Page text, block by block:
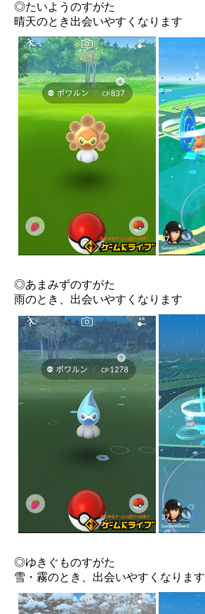
◎たいようのすがた
晴天のとき出会いやすくなります
◎あまみずのすがた
雨のとき、出会いやすくなります
◎ゆきぐものすがた
雪・霧のとき、出会いやすくなります